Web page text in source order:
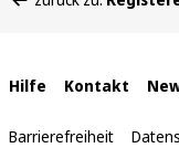
befinden
Interne
Links
Hilfe Kontakt
Barrierefreiheit